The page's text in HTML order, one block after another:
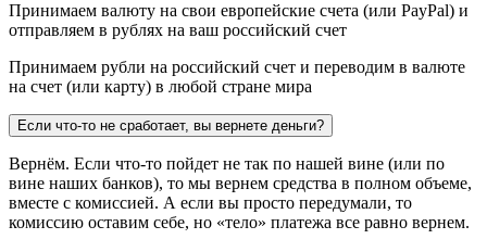
Принимаем валюту на свои европейские счета (или PayPal) и
отправляем в рублях на ваш российский счет
Принимаем рубли на российский счет и переводим в валюте
на счет (или карту) в любой стране мира
Если что-то не сработает, вы вернете деньги?
Вернём. Если что-то пойдет не так по нашей вине (или по
вине наших банков), то мы вернем средства в полном объеме,
вместе с комиссией. А если вы просто передумали, то
комиссию оставим себе, но «тело» платежа все равно вернем.